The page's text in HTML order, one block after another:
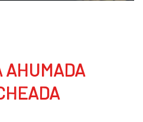
AHUMADA